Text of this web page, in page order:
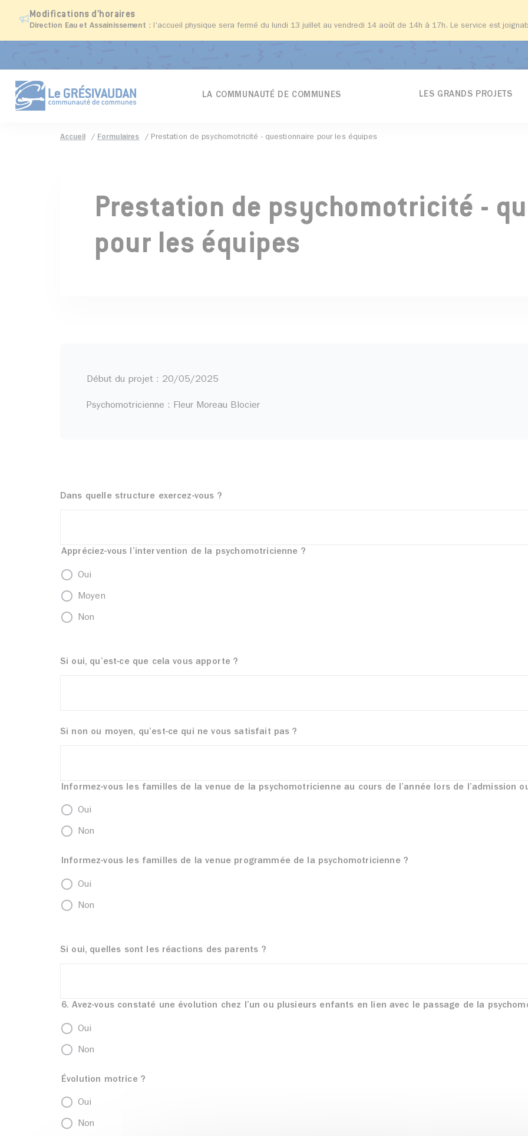
Modifications d'horaires
Direction Eau et Assainissement : l'accueil physique sera fermé du lundi 13 juillet au vendredi 14 août de 14h à 17h. Le service est
LA COMMUNAUTÉ DE COMMUNES LES GRANDS PROJETS
Accueil Formulaires Prestation de psychomotricité - questionnaire pour les équipes
Prestation de psychomotricité -
pour les équipes
Début du projet : 20/05/2025
Psychomotricienne : Fleur Moreau Blocier
Dans quelle structure exercez-vous ?
Appréciez-vous l’intervention de la psychomotricienne ?
Oui
Moyen
Non
Si oui, qu’est-ce que cela vous apporte ?
Si non ou moyen, qu’est-ce qui ne vous satisfait pas ?
Informez-vous les familles de la venue de la psychomotricienne au cours de l’année lors de l’admission
Oui
Non
Informez-vous les familles de la venue programmée de la psychomotricienne ?
Oui
Non
Si oui, quelles sont les réactions des parents ?
6. Avez-vous constaté une évolution chez l’un ou plusieurs enfants en lien avec le passage de la
Oui
Non
Évolution motrice ?
Oui
Non